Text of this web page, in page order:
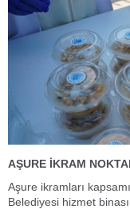
AŞURE İKRAM
Aşure ikramları
Belediyesi hizmet